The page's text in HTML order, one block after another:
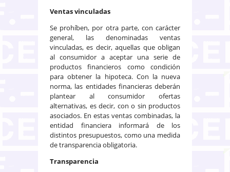
Ventas vinculadas
Se prohíben, por otra parte, con carácter
general, las denominadas ventas
vinculadas, es decir, aquellas que obligan
al consumidor a aceptar una serie de
productos financieros como condición
para obtener la hipoteca. Con la nueva
norma, las entidades financieras deberán
plantear al consumidor ofertas
alternativas, es decir, con o sin productos
asociados. En estas ventas combinadas, la
entidad financiera informará de los
distintos presupuestos, como una medida
de transparencia obligatoria.
Transparencia